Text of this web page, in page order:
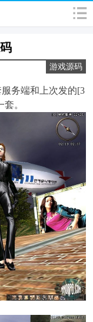
游戏源码
服务端和上次发的[3
套。